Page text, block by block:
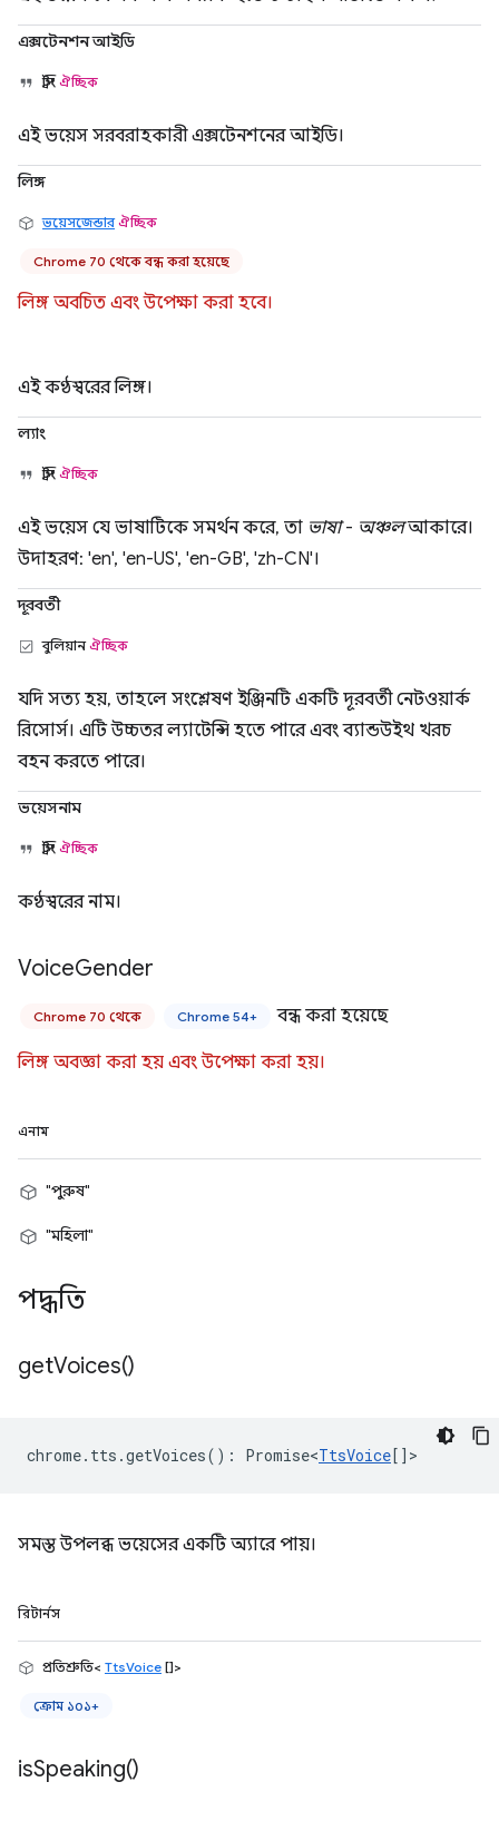
এক্সটেনশন আইডি
স্ট্রিং ঐচ্ছিক
এই ভয়েস সরবরাহকারী এক্সটেনশনের আইডি।
লিঙ্গ
ভয়েসজেন্ডার ঐচ্ছিক
Chrome 70 থেকে বন্ধ করা হয়েছে
লিঙ্গ অবচিত এবং উপেক্ষা করা হবে।
এই কণ্ঠস্বরের লিঙ্গ।
ল্যাং
স্ট্রিং ঐচ্ছিক
এই ভয়েস যে ভাষাটিকে সমর্থন করে, তা ভাষা- অঞ্চলআকারে।
উদাহরণ: 'en', 'en-US', 'en-GB', 'zh-CN'।
দূরবর্তী
বুলিয়ানঐচ্ছিক
যদি সত্য হয়, তাহলে সংশ্লেষণ ইঞ্জিনটি একটি দূরবর্তী নেটওয়ার্ক
রিসোর্স। এটি উচ্চতর ল্যাটেন্সি হতে পারে এবং ব্যান্ডউইথ খরচ
বহন করতে পারে।
ভয়েসনাম
স্ট্রিং ঐচ্ছিক
কণ্ঠস্বরের নাম।
VoiceGender
Chrome 70 থেকে Chrome 54+ বন্ধ করা হয়েছে
লিঙ্গ অবজ্ঞা করা হয় এবং উপেক্ষা করা হয়।
এনাম
"পুরুষ"
"মহিলা"
পদ্ধতি
getVoices()
chrome. tts .getVoices() : Promise<TtsVoice[] >
সমস্ত উপলব্ধ ভয়েসের একটি অ্যারে পায়।
রিটার্নস
প্রতিশ্রুতি< TtsVoice []>
ক্রোম ১০১+
isSpeaking()